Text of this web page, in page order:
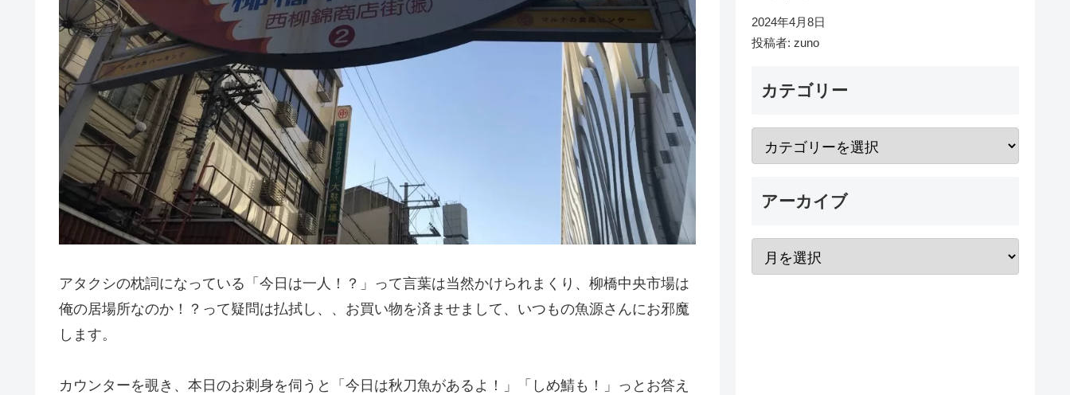
アタクシの枕詞になっている「今日は一人！？」って言葉は当然かけられまくり、柳橋中央市場は
俺の居場所なのか！？って疑問は払拭し、、お買い物を済ませまして、いつもの魚源さんにお邪魔
します。
カウンターを覗き、本日のお刺身を伺うと「今日は秋刀魚があるよ！」「しめ鯖も！」っとお答え
2024年4月8日
投稿者: zuno
カテゴリー
アーカイブ